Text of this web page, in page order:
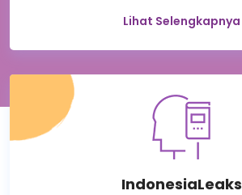
Lihat Selengkapnya
IndonesiaLeaks